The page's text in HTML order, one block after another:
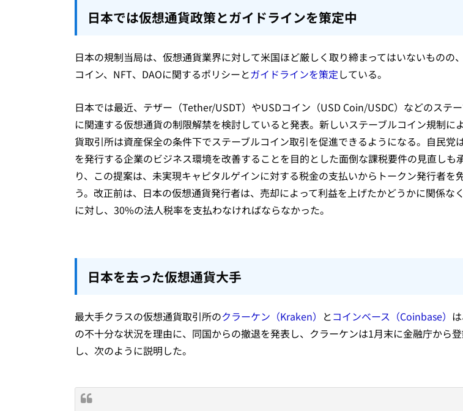
日本では仮想通貨政策とガイドラインを策定中
日本の規制当局は、仮想通貨業界に対して米国ほど厳しく取り締まってはいないものの
コイン、NFT、DAOに関するポリシーとガイドラインを策定している。
日本では最近、テザー（Tether/USDT）やUSDコイン（USD Coin/USDC）などのステ
に関連する仮想通貨の制限解禁を検討していると発表。新しいステーブルコイン規制に
貨取引所は資産保全の条件下でステーブルコイン取引を促進できるようになる。自民党
を発行する企業のビジネス環境を改善することを目的とした面倒な課税要件の見直しも
り、この提案は、未実現キャピタルゲインに対する税金の支払いからトークン発行者を
う。改正前は、日本の仮想通貨発行者は、売却によって利益を上げたかどうかに関係な
に対し、30%の法人税率を支払わなければならなかった。
日本を去った仮想通貨大手
最大手クラスの仮想通貨取引所のクラーケン（Kraken） とコインベース（Coinbase）
の不十分な状況を理由に、同国からの撤退を発表し、クラーケンは1月末に金融庁から
し、次のように説明した。